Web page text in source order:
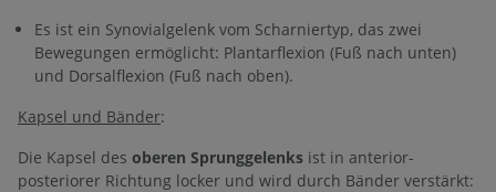
Es ist ein Synovialgelenk vom Scharniertyp, das zwei
Bewegungen ermöglicht: Plantarflexion (Fuß nach unten)
und Dorsalflexion (Fuß nach oben).
Kapsel und Bänder:
Die Kapsel des oberen Sprunggelenks ist in anterior-
posteriorer Richtung locker und wird durch Bänder verstärkt: